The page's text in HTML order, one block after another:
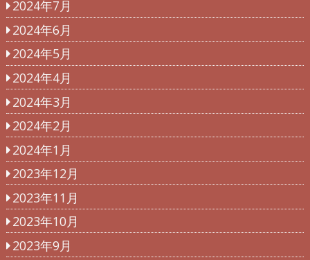
2024年7月
2024年6月
2024年5月
2024年4月
2024年3月
2024年2月
2024年1月
2023年12月
2023年11月
2023年10月
2023年9月